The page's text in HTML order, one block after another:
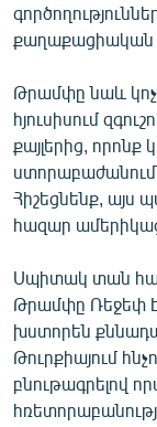
քաղաքացիական
Թրամփը նաև կոչ
հյուսիսում
քայլերից,
Հիշեցնենք, այս
հազար
Սպիտակ տան
Թրամփը Ռեջեփ
խստորեն
Թուրքիայում
բնութագրելով